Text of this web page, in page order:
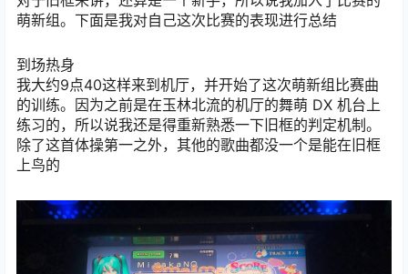
萌新组。下面是我对自己这次比赛的表现进行总结
到场热身
我大约9点40这样来到机厅，并开始了这次萌新组比赛曲
的训练。因为之前是在玉林北流的机厅的舞萌 DX 机台上
练习的，所以说我还是得重新熟悉一下旧框的判定机制。
除了这首体操第一之外，其他的歌曲都没一个是能在旧框
上鸟的